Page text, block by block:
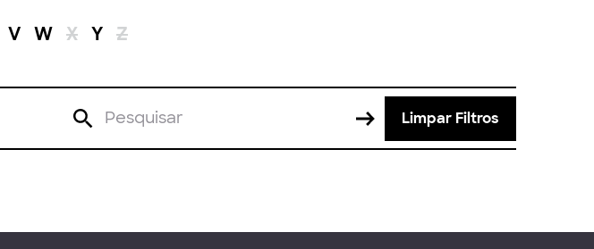
V W X Y Z
Limpar Filtros